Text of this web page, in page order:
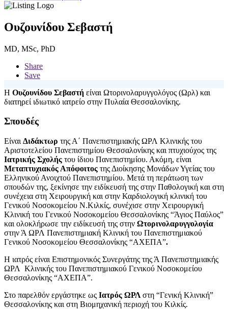
Ουζουνίδου Σεβαστή
MD, MSc, PhD
Share
Save
Η Ουζουνίδου Σεβαστή είναι Ωτορινολαρυγγολόγος (Ωρλ) και
διατηρεί ιδιωτικό ιατρείο στην Πυλαία Θεσσαλονίκης.
Σπουδές
Είναι Διδάκτωρ της Α΄ Πανεπιστημιακής ΩΡΛ Κλινικής του
Αριστοτελείου Πανεπιστημίου Θεσσαλονίκης και πτυχιούχος της
Ιατρικής Σχολής του ίδιου Πανεπιστημίου. Ακόμη, είναι
Μεταπτυχιακός Απόφοιτος της Διοίκησης Μονάδων Υγείας του
Ελληνικού Ανοιχτού Πανεπιστημίου. Μετά τη περάτωση των
σπουδών της, ξεκίνησε την ειδίκευσή της στην Παθολογική και στη
συνέχεια στη Χειρουργική και στην Καρδιολογική κλινική του
Γενικού Νοσοκομείου Ν.Κιλκίς, συνέχισε στην Χειρουργική
Κλινική του Γενικού Νοσοκομείου Θεσσαλονίκης “Άγιος Παύλος”
και ολοκλήρωσε την ειδίκευσή της στην Ωτορινολαρυγγολογία
στην Ά ΩΡΛ Πανεπιστημιακή Κλινική του Πανεπιστημιακού
Γενικού Νοσοκομείου Θεσσαλονίκης “ΑΧΕΠΑ”.
Η ιατρός είναι Επιστημονικός Συνεργάτης της Ά Πανεπιστημιακής
ΩΡΛ Κλινικής του Πανεπιστημιακού Γενικού Νοσοκομείου
Θεσσαλονίκης “ΑΧΕΠΑ”.
Στο παρελθόν εργάστηκε ως Ιατρός ΩΡΛ στη “Γενική Κλινική”
Θεσσαλονίκης και στη Βιομηχανική περιοχή του Κιλκίς.